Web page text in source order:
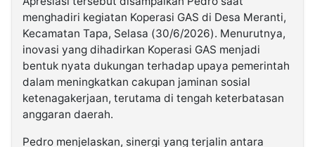
menghadiri kegiatan Koperasi GAS di Desa Meranti,
Kecamatan Tapa, Selasa (30/6/2026). Menurutnya,
inovasi yang dihadirkan Koperasi GAS menjadi
bentuk nyata dukungan terhadap upaya pemerintah
dalam meningkatkan cakupan jaminan sosial
ketenagakerjaan, terutama di tengah keterbatasan
anggaran daerah.
Pedro menjelaskan, sinergi yang terjalin antara